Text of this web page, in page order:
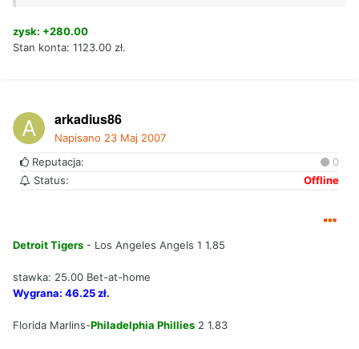
zysk: +280.00
Stan konta: 1123.00 zł.
arkadius86
Napisano 23 Maj 2007
Reputacja:
0
Status:
Offline
Detroit Tigers - Los Angeles Angels 1 1.85
stawka: 25.00 Bet-at-home
Wygrana: 46.25 zł.
Florida Marlins-Philadelphia Phillies 2 1.83